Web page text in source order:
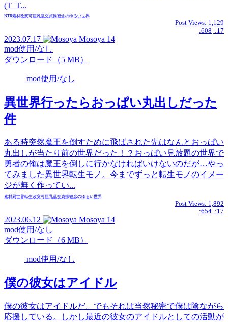
(T_T...
NTR素材改変可巨乳 乱交貞操観念のゆるい世界
Post Views: 1,129
:608 :17
2023.07.17 Mosoya 14
mod使用/なし
ダウンロード（5 MB）
mod使用/なし
異世界行ったらおっぱい丸出しだった
件
ある時突然魔王を倒すために飛ばされた先はなんとおっぱい
丸出しが当たり前の世界だった！？おっぱい見放題の世界で
勇者の俺は魔王を倒しに行かなければいけないのだが…やっ
てみました異世界転生モノ。今までずっと転生モノのイメー
ジが無く作ってい...
素材異世界転生改変可巨乳 乱交貞操観念のゆるい世界
Post Views: 1,892
:654 :17
2023.06.12 Mosoya 14
mod使用/なし
ダウンロード（6 MB）
mod使用/なし
僕の彼女はアイドル
僕の彼女はアイドルだ。でもそれは当然秘密で僕は陰ながら
応援している。しかし最近の彼女のアイドルとしての活動が